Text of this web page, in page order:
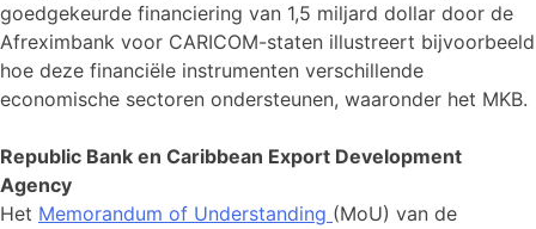
goedgekeurde financiering van 1,5 miljard dollar door de
Afreximbank voor CARICOM-staten illustreert bijvoorbeeld
hoe deze financiële instrumenten verschillende
economische sectoren ondersteunen, waaronder het MKB.
Republic Bank en Caribbean Export Development
Agency
Het Memorandum of Understanding (MoU) van de